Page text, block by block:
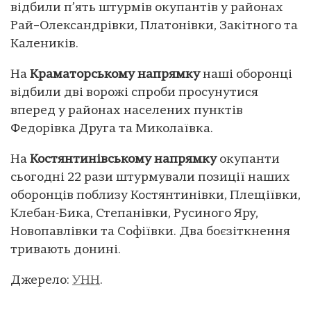
відбили п’ять штурмів окупантів у районах
Рай–Олександрівки, Платонівки, Закітного та
Калеників.
На Краматорському напрямкунаші оборонці
відбили дві ворожі спроби просунутися
вперед у районах населених пунктів
Федорівка Друга та Миколаївка.
На Костянтинівському напрямкуокупанти
сьогодні 22 рази штурмували позиції наших
оборонців поблизу Костянтинівки, Плещіївки,
Клебан-Бика, Степанівки, Русиного Яру,
Новопавлівки та Софіївки. Два боєзіткнення
тривають донині.
Джерело: УНН.